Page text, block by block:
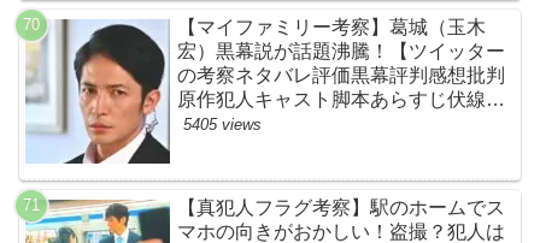
【マイファミリー考察】葛城（玉木
宏）黒幕説が話題沸騰！【ツイッター
の考察ネタバレ評価黒幕評判感想批判
原作犯人キャスト脚本あらすじ伏線ま
とめ】
5405 views
【真犯人フラグ考察】駅のホームでス
マホの向きがおかしい！盗撮？犯人は